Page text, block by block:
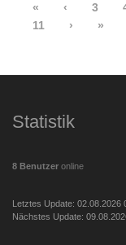
« ‹ 3
11
› »
Statistik
8 Benutzer online
Letztes Update: 02.08.2026
Nächstes Update: